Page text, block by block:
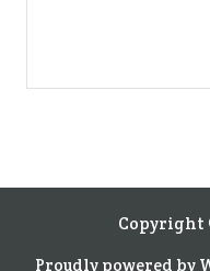
Copyright
Proudly powered by